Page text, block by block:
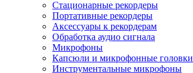
Стационарные рекордеры
Портативные рекордеры
Аксессуары к рекордерам
Обработка аудио сигнала
Микрофоны
Капсюли и микрофонные головки
Инструментальные микрофоны